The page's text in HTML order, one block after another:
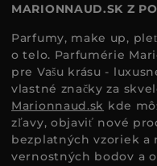
MARIONNAUD.SK Z
Parfumy, make up,
o telo. Parfumérie
pre Vašu krásu -
vlastné značky za
Marionnaud.sk kde
zľavy, objaviť nové
bezplatných vzoriek a
vernostných bodov a